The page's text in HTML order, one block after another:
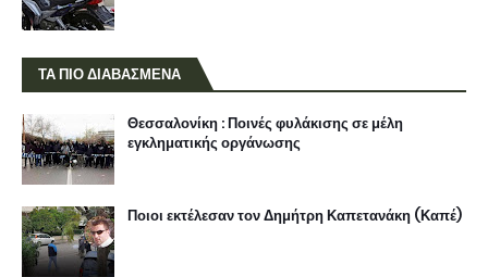
ΤΑ ΠΙΟ ΔΙΑΒΑΣΜΕΝΑ
Θεσσαλονίκη : Ποινές φυλάκισης σε μέλη
εγκληματικής οργάνωσης
Ποιοι εκτέλεσαν τον Δημήτρη Καπετανάκη (Καπέ)